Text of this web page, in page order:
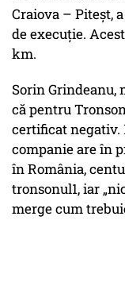
Craiova – Piteșt,
de execuție.
km.
Sorin Grindeanu,
că pentru
certificat negativ.
companie are în
în România,
tronsonul1, iar
merge cum